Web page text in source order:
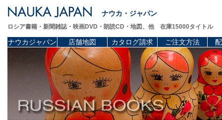
ナウカ・ジャパン
ロシア書籍・新聞雑誌・映画DVD・朗読CD・地図、他 在庫15000タイトル
ナウカジャパン 店舗地図 カタログ請求 ご注文方法